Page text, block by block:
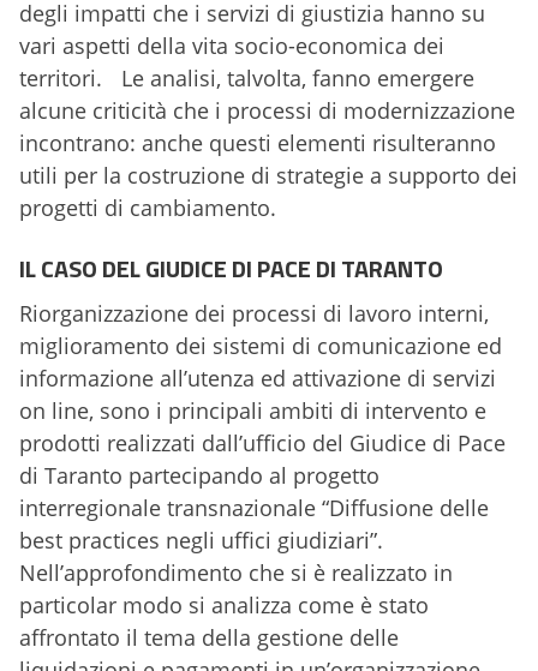
degli impatti che i servizi di giustizia hanno su
vari aspetti della vita socio-economica dei
territori. Le analisi, talvolta, fanno emergere
alcune criticità che i processi di modernizzazione
incontrano: anche questi elementi risulteranno
utili per la costruzione di strategie a supporto dei
progetti di cambiamento.
IL CASO DEL GIUDICE DI PACE DI TARANTO
Riorganizzazione dei processi di lavoro interni,
miglioramento dei sistemi di comunicazione ed
informazione all’utenza ed attivazione di servizi
on line, sono i principali ambiti di intervento e
prodotti realizzati dall’ufficio del Giudice di Pace
di Taranto partecipando al progetto
interregionale transnazionale “Diffusione delle
best practices negli uffici giudiziari”.
Nell’approfondimento che si è realizzato in
particolar modo si analizza come è stato
affrontato il tema della gestione delle